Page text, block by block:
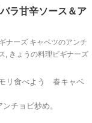
ラ甘辛ソース＆ア
ナーズ キャベツのアンチ
, きょうの料理ビギナーズ
リ食べよう 春キャベ
チョビ炒め。